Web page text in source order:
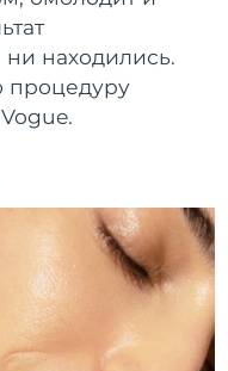
находились.
процедуру
8/11/26
дата доставки
дата доставки
8/12/26
дата доставки
8/14/26
дата доставки